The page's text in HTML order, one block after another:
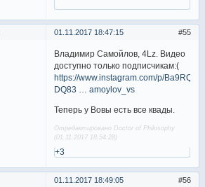
55
01.11.2017 18:47:15
Владимир Самойлов, 4Lz. Видео
доступно только подписчикам:(
https://www.instagram.com/p/Ba9RQu-
DQ83 … amoylov_vs
Теперь у Вовы есть все квады.
Отредактировано Doctor of Philosophy
(01.11.2017 18:54:28)
+3
56
01.11.2017 18:49:05